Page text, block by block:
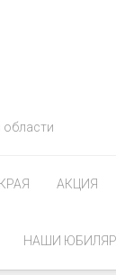
АКЦИЯ
НАШИ